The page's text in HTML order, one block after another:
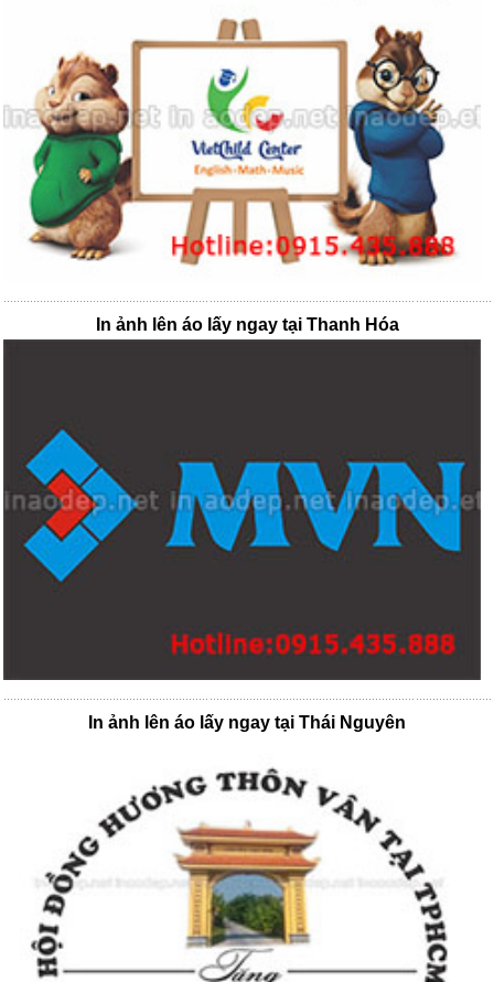
In ảnh lên áo lấy ngay tại Thanh Hóa
In ảnh lên áo lấy ngay tại Thái Nguyên